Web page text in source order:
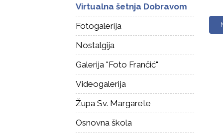
Virtualna šetnja Dobravom
Fotogalerija
Nostalgija
Galerija "Foto Frančić"
Videogalerija
Župa Sv. Margarete
Osnovna škola